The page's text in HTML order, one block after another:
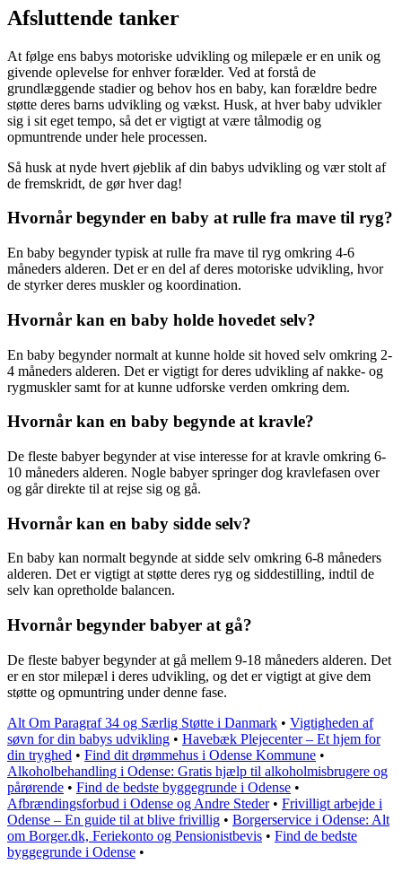
Afsluttende tanker
At følge ens babys motoriske udvikling og milepæle er en unik og
givende oplevelse for enhver forælder. Ved at forstå de
grundlæggende stadier og behov hos en baby, kan forældre bedre
støtte deres barns udvikling og vækst. Husk, at hver baby udvikler
sig i sit eget tempo, så det er vigtigt at være tålmodig og
opmuntrende under hele processen.
Så husk at nyde hvert øjeblik af din babys udvikling og vær stolt af
de fremskridt, de gør hver dag!
Hvornår begynder en baby at rulle fra mave til ryg?
En baby begynder typisk at rulle fra mave til ryg omkring 4-6
måneders alderen. Det er en del af deres motoriske udvikling, hvor
de styrker deres muskler og koordination.
Hvornår kan en baby holde hovedet selv?
En baby begynder normalt at kunne holde sit hoved selv omkring 2-
4 måneders alderen. Det er vigtigt for deres udvikling af nakke- og
rygmuskler samt for at kunne udforske verden omkring dem.
Hvornår kan en baby begynde at kravle?
De fleste babyer begynder at vise interesse for at kravle omkring 6-
10 måneders alderen. Nogle babyer springer dog kravlefasen over
og går direkte til at rejse sig og gå.
Hvornår kan en baby sidde selv?
En baby kan normalt begynde at sidde selv omkring 6-8 måneders
alderen. Det er vigtigt at støtte deres ryg og siddestilling, indtil de
selv kan opretholde balancen.
Hvornår begynder babyer at gå?
De fleste babyer begynder at gå mellem 9-18 måneders alderen. Det
er en stor milepæl i deres udvikling, og det er vigtigt at give dem
støtte og opmuntring under denne fase.
Alt Om Paragraf 34 og Særlig Støtte i Danmark • Vigtigheden af
søvn for din babys udvikling • Havebæk Plejecenter – Et hjem for
din tryghed • Find dit drømmehus i Odense Kommune •
Alkoholbehandling i Odense: Gratis hjælp til alkoholmisbrugere og
pårørende • Find de bedste byggegrunde i Odense •
Afbrændingsforbud i Odense og Andre Steder• Frivilligt arbejde i
Odense – En guide til at blive frivillig • Borgerservice i Odense: Alt
om Borger.dk, Feriekonto og Pensionistbevis • Find de bedste
byggegrunde i Odense •